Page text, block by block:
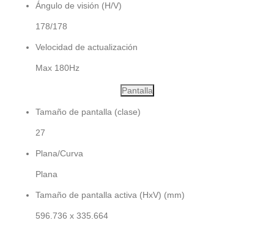
Ángulo de visión (H/V)
178/178
Velocidad de actualización
Max 180Hz
Pantalla
Tamaño de pantalla (clase)
27
Plana/Curva
Plana
Tamaño de pantalla activa (HxV) (mm)
596.736 x 335.664